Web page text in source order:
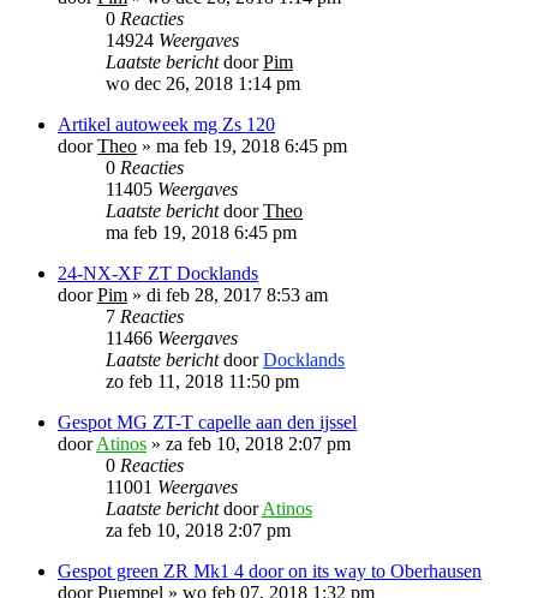
0 Reacties
14924 Weergaves
Laatste berichtdoorPim
wo dec 26, 2018 1:14 pm
Artikel autoweek mg Zs 120
doorTheo » ma feb 19, 2018 6:45 pm
0 Reacties
11405 Weergaves
Laatste berichtdoorTheo
ma feb 19, 2018 6:45 pm
24-NX-XF ZT Docklands
doorPim » di feb 28, 2017 8:53 am
7 Reacties
11466 Weergaves
Laatste berichtdoorDocklands
zo feb 11, 2018 11:50 pm
Gespot MG ZT-T capelle aan den ijssel
doorAtinos » za feb 10, 2018 2:07 pm
0 Reacties
11001 Weergaves
Laatste berichtdoorAtinos
za feb 10, 2018 2:07 pm
Gespot green ZR Mk1 4 door on its way to Oberhausen
doorPuempel » wo feb 07, 2018 1:32 pm